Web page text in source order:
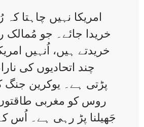
امریکا نہیں چاہتا
خریدا جائے۔ جو
خریدتے ہیں، اُنہیں
چند اتحادیوں کی
پڑتی ہے۔ یوکرین جنگ
روس کو مغربی
جَھیلنا پڑ رہی ہے۔ اُس